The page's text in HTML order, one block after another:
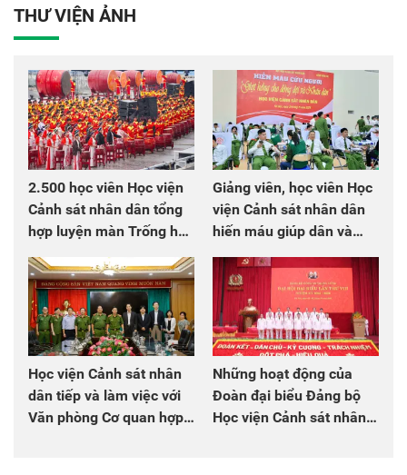
THƯ VIỆN ẢNH
2.500 học viên Học viện
Cảnh sát nhân dân tổng
hợp luyện màn Trống hội
Giảng viên, học viên Học
viện Cảnh sát nhân dân
hiến máu giúp dân và
Học viện Cảnh sát nhân
dân tiếp và làm việc với
Văn phòng Cơ quan hợp
Những hoạt động của
Đoàn đại biểu Đảng bộ
Học viện Cảnh sát nhân